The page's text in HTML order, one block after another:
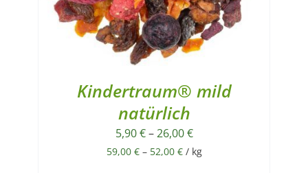
Kindertraum® mild
natürlich
5,90€–26,00€
59,00 €– 52,00 €/ kg